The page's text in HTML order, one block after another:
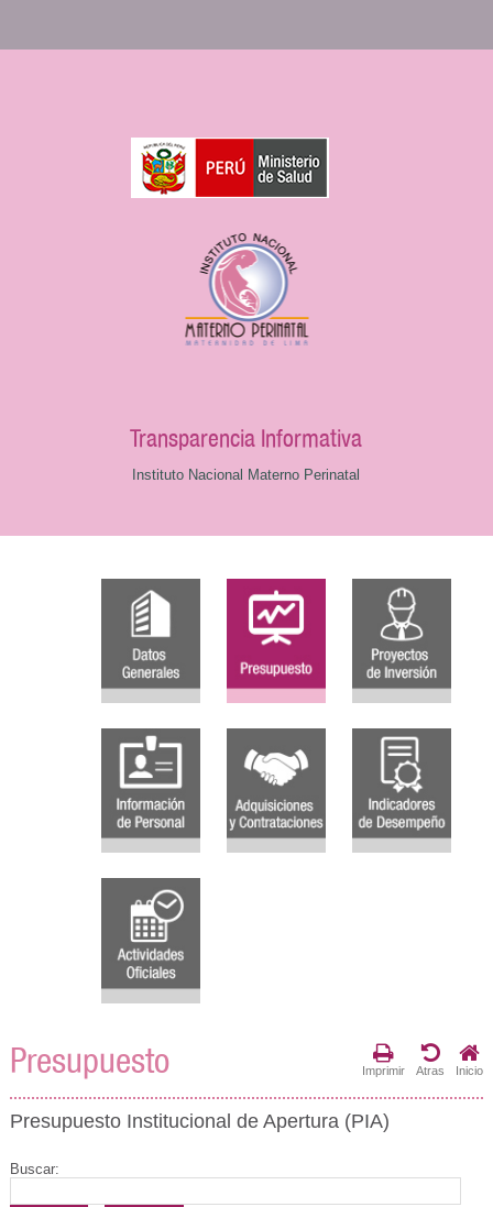
Transparencia Informativa
Instituto Nacional Materno Perinatal
Presupuesto Imprimir Atras Inicio
Presupuesto Institucional de Apertura (PIA)
Buscar: